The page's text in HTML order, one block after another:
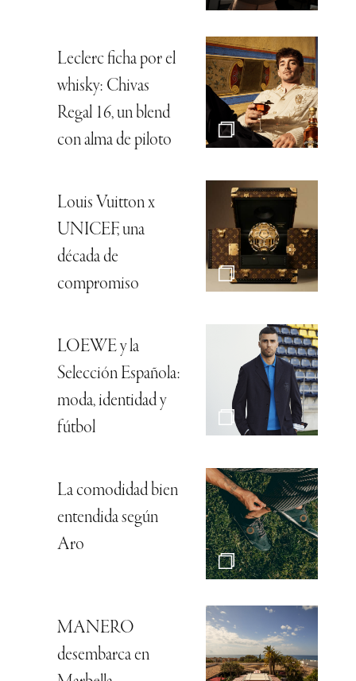
Leclerc ficha por el
whisky: Chivas
Regal 16, un blend
con alma de piloto
Louis Vuitton x
UNICEF, una
década de
compromiso
LOEWE y la
Selección Española:
moda, identidad y
fútbol
La comodidad bien
entendida según
Aro
MANERO
desembarca en